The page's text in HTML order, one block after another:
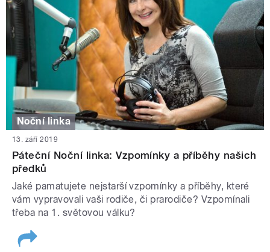
Noční linka
13. září 2019
Páteční Noční linka: Vzpomínky a příběhy našich
předků
Jaké pamatujete nejstarší vzpomínky a příběhy, které
vám vypravovali vaši rodiče, či prarodiče? Vzpomínali
třeba na 1. světovou válku?